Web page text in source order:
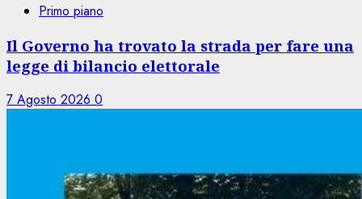
Primo piano
Il Governo ha trovato la strada per fare una
legge di bilancio elettorale
7 Agosto 2026 0